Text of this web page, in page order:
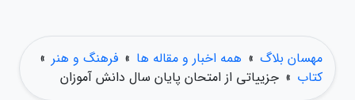
مهسان بلاگ » همه اخبار و مقاله ها » فرهنگ و هنر »
کتاب » جزییاتی از امتحان پایان سال دانش آموزان